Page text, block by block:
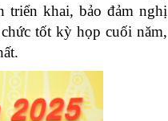
triển khai, bảo đảm nghị
tốt kỳ họp cuối năm,